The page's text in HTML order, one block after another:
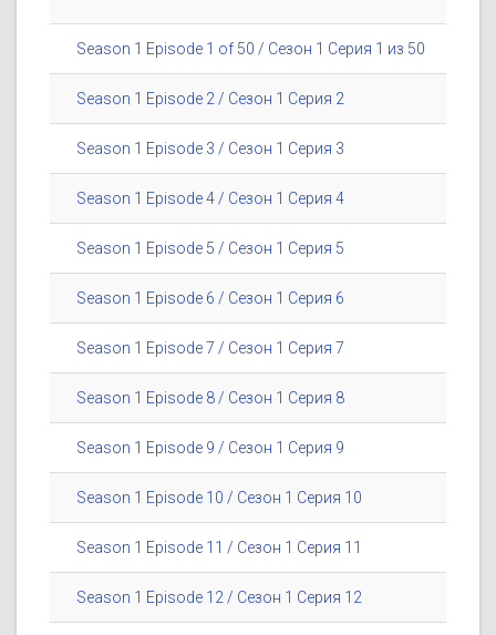
Season 1 Episode 1 of 50 / Сезон 1 Серия 1 из 50
Season 1 Episode 2 / Сезон 1 Серия 2
Season 1 Episode 3 / Сезон 1 Серия 3
Season 1 Episode 4 / Сезон 1 Серия 4
Season 1 Episode 5 / Сезон 1 Серия 5
Season 1 Episode 6 / Сезон 1 Серия 6
Season 1 Episode 7 / Сезон 1 Серия 7
Season 1 Episode 8 / Сезон 1 Серия 8
Season 1 Episode 9 / Сезон 1 Серия 9
Season 1 Episode 10 / Сезон 1 Серия 10
Season 1 Episode 11 / Сезон 1 Серия 11
Season 1 Episode 12 / Сезон 1 Серия 12